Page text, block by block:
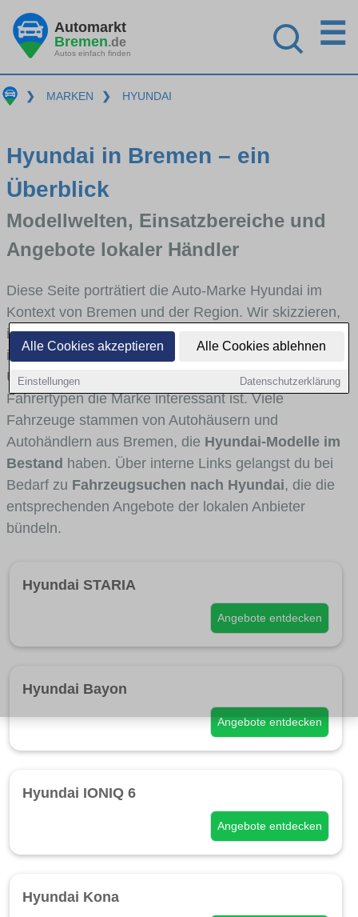
Alle Cookies akzeptieren Alle Cookies ablehnen
Einstellungen Datenschutzerklärung
Automarkt
Bremen.de
Autos einfach finden
☰
❯ MARKEN ❯ HYUNDAI
Hyundai in Bremen – ein
Überblick
Modellwelten, Einsatzbereiche und
Angebote lokaler Händler
Diese Seite porträtiert die Auto-Marke Hyundai im
Kontext von Bremen und der Region. Wir skizzieren,
in welchen Fahrzeugklassen Hyundai stark vertreten
ist, welche Modellreihen häufig im Stadt- und
Umlandverkehr zu sehen sind und für welche
Fahrertypen die Marke interessant ist. Viele
Fahrzeuge stammen von Autohäusern und
Autohändlern aus Bremen, die Hyundai-Modelle im
Bestand haben. Über interne Links gelangst du bei
Bedarf zu Fahrzeugsuchen nach Hyundai, die die
entsprechenden Angebote der lokalen Anbieter
bündeln.
Hyundai STARIA
Angebote entdecken
Hyundai Bayon
Angebote entdecken
Hyundai IONIQ 6
Angebote entdecken
Hyundai Kona